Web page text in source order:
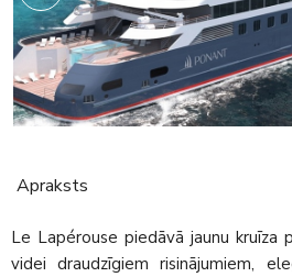
Apraksts
Le Lapérouse piedāvā jaunu kruīza
videi draudzīgiem risinājumiem,